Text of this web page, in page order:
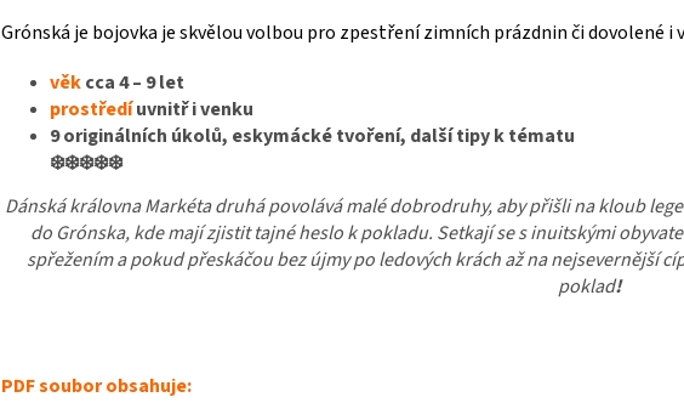
Grónská je bojovka je skvělou volbou pro zpestření zimních prázdnin či dovolené i
věkcca 4 – 9 let
prostředíuvnitř i venku
9 originálních úkolů, eskymácké tvoření, další tipy k tématu
❄️❄️❄️❄️❄️
Dánská královna Markéta druhá povolává malé dobrodruhy, aby přišli na kloub
do Grónska, kde mají zjistit tajné heslo k pokladu. Setkají se s inuitskými
spřežením a pokud přeskáčou bez újmy po ledových krách až na nejsevernější
poklad!
PDF soubor obsahuje: